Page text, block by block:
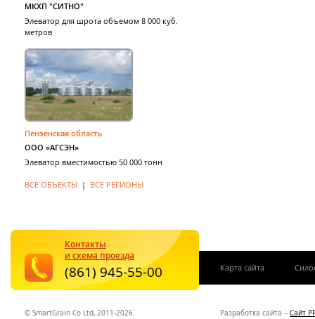
МКХП "СИТНО"
Элеватор для шрота объемом 8 000 куб.
метров
Пензенская область
ООО «АГСЭН»
Элеватор вместимостью 50 000 тонн
ВСЕ ОБЪЕКТЫ | ВСЕ РЕГИОНЫ
© SmartGrain Co Ltd, 2011-2026. Разработка сайта – Сайт
Карта сайта
Контакты
и схема проезда
(861) 945-55-00